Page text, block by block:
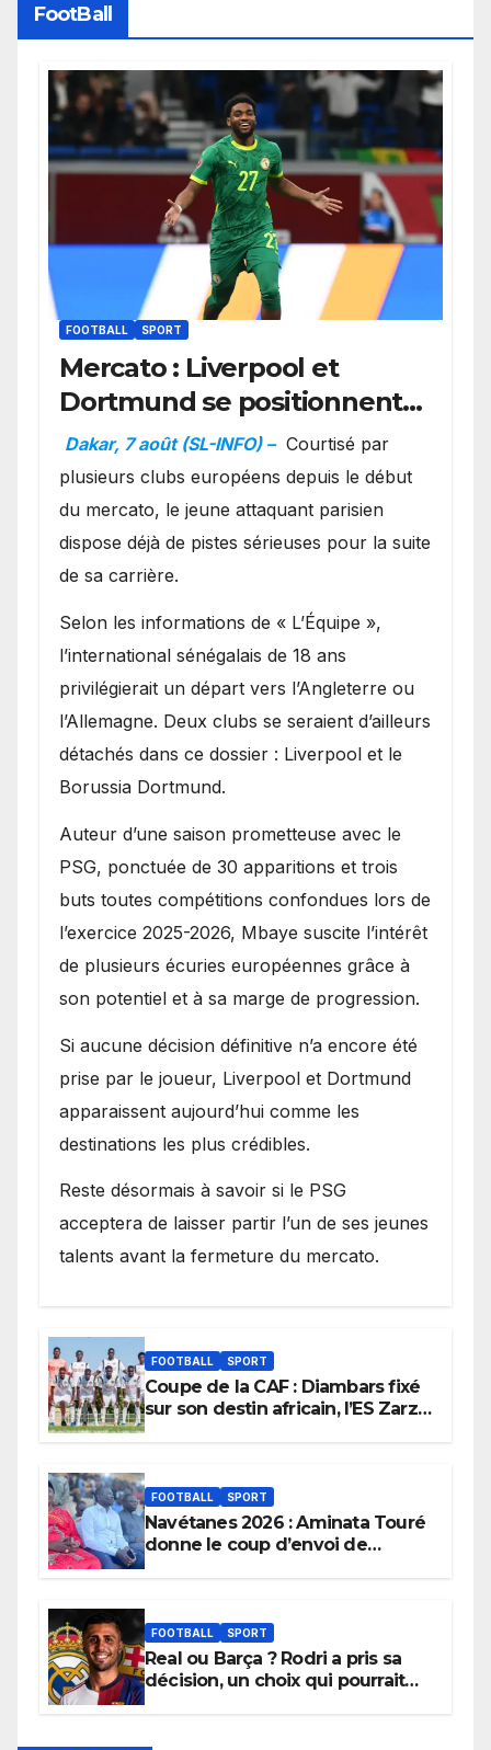
FootBall
FOOTBALL SPORT
Mercato : Liverpool et
Dortmund se positionnent
en favoris pour recruter
Ibrahim Mbaye
Dakar, 7 août (SL-INFO) – Courtisé par
plusieurs clubs européens depuis le début
du mercato, le jeune attaquant parisien
dispose déjà de pistes sérieuses pour la suite
de sa carrière.
Selon les informations de « L’Équipe »,
l’international sénégalais de 18 ans
privilégierait un départ vers l’Angleterre ou
l’Allemagne. Deux clubs se seraient d’ailleurs
détachés dans ce dossier : Liverpool et le
Borussia Dortmund.
Auteur d’une saison prometteuse avec le
PSG, ponctuée de 30 apparitions et trois
buts toutes compétitions confondues lors de
l’exercice 2025-2026, Mbaye suscite l’intérêt
de plusieurs écuries européennes grâce à
son potentiel et à sa marge de progression.
Si aucune décision définitive n’a encore été
prise par le joueur, Liverpool et Dortmund
apparaissent aujourd’hui comme les
destinations les plus crédibles.
Reste désormais à savoir si le PSG
acceptera de laisser partir l’un de ses jeunes
talents avant la fermeture du mercato.
FOOTBALL SPORT
Coupe de la CAF : Diambars fixé
sur son destin africain, l’ES Zarzis
FOOTBALL SPORT
Navétanes 2026 : Aminata Touré
donne le coup d’envoi de
apaisées.
FOOTBALL SPORT
Real ou Barça ? Rodri a pris sa
décision, un choix qui pourrait